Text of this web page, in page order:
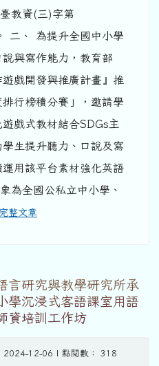
教資(三)字第
二、 為提升全國中小學
與寫作能力，教育部
遊戲開發與推廣計畫』推
行榜積分賽」，邀請學
戲式教材結合SDGs主
生提升聽力、口說及寫
用該平台素材強化英語
為全國公私立中小學、
整文章
言研究與教學研究所承
學沉浸式客語課室用語
資培訓工作坊
2024-12-06 | 點閱數： 318